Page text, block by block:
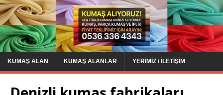
KUMAŞ ALAN KUMAŞ ALANLAR YERIMIZ / İLETIŞIM